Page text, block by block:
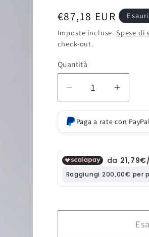
f
i
Prezzo
di
listino
€87,18 EUR
Imposte incluse. Spese di
check-out.
Quantità
Diminuisci
per
Bunny
Garden
Rin
Action
per
Bunny
Rin
Action
Figure
Paga a rate con